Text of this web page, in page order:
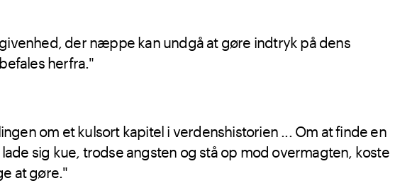
der næppe kan undgå at gøre indtryk på dens
herfra."
om et kulsort kapitel i verdenshistorien ... Om at finde en
sig kue, trodse angsten og stå op mod overmagten, koste
at gøre."